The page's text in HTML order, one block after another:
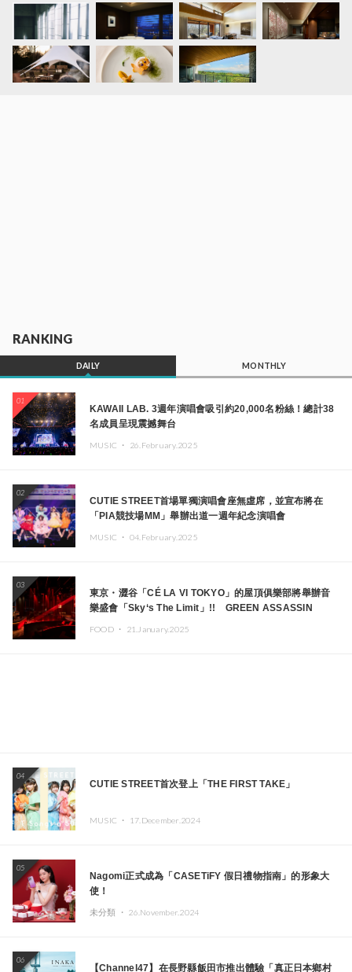
RANKING
DAILY MONTHLY
01
KAWAII LAB. 3週年演唱會吸引約20,000名粉絲！總計38
名成員呈現震撼舞台
MUSIC ・ 26.February.2025
02
CUTIE STREET首場單獨演唱會座無虛席，並宣布將在
「PIA競技場MM」舉辦出道一週年紀念演唱會
MUSIC ・ 04.February.2025
03
東京・澀谷「CÉ LA VI TOKYO」的屋頂俱樂部將舉辦音
樂盛會「Sky‘s The Limit」!! GREEN ASSASSIN
本頂尖DJ及創作者齊聚一堂
FOOD ・ 21.January.2025
04
CUTIE STREET首次登上「THE FIRST TAKE」
MUSIC ・ 17.December.2024
05
Nagomi正式成為「CASETiFY 假日禮物指南」的形象大
使！
未分類 ・ 26.November.2024
06
【Channel47】在長野縣飯田市推出體驗「真正日本鄉村